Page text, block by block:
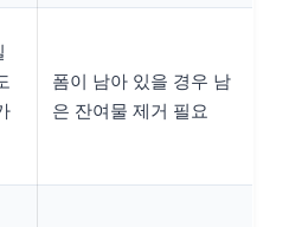
폼이 남아 있을 경우 남
은 잔여물 제거 필요